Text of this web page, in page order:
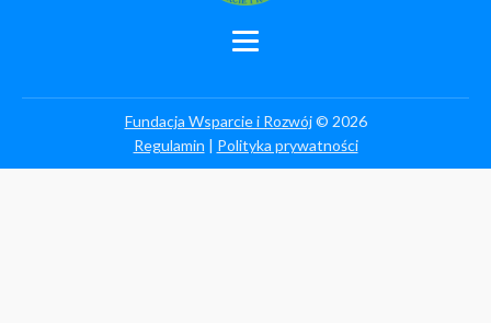
Fundacja Wsparcie i Rozwój© 2026
Regulamin | Polityka prywatności